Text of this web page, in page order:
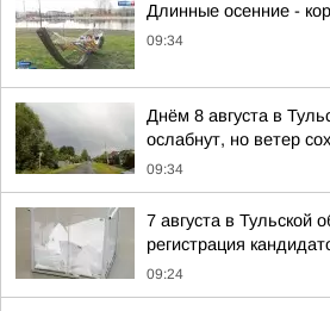
Длинные осенние -
09:34
Днём 8 августа в
ослабнут, но ветер
09:34
7 августа в Тульской
регистрация
09:24